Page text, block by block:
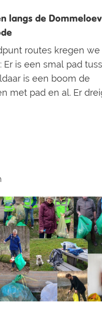
langs de
routes kregen we
is een boom de
met pad en al. Er